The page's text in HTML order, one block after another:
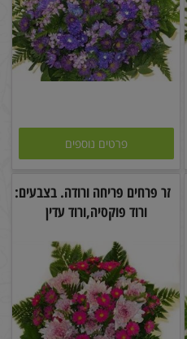
פרטים נוספים
זר פרחים פריחה ורודה. בצבעים:
ורוד פוקסיה,ורוד עדין